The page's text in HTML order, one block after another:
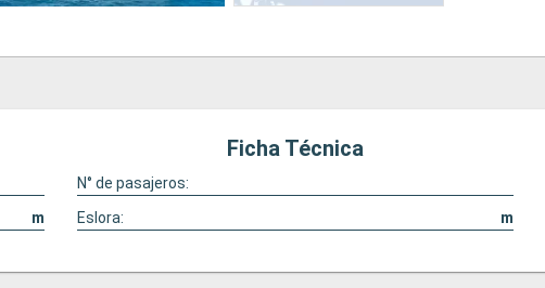
Ficha Técnica
N° de pasajeros:
m Eslora: m